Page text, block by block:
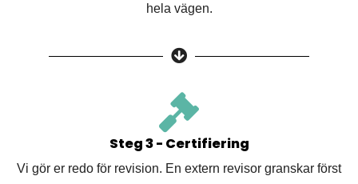
hela vägen.
Steg 3 - Certifiering
Vi gör er redo för revision. En extern revisor granskar först